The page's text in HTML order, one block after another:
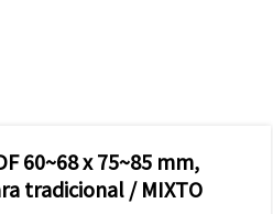
60~68 x 75~85 mm,
tradicional / MIXTO